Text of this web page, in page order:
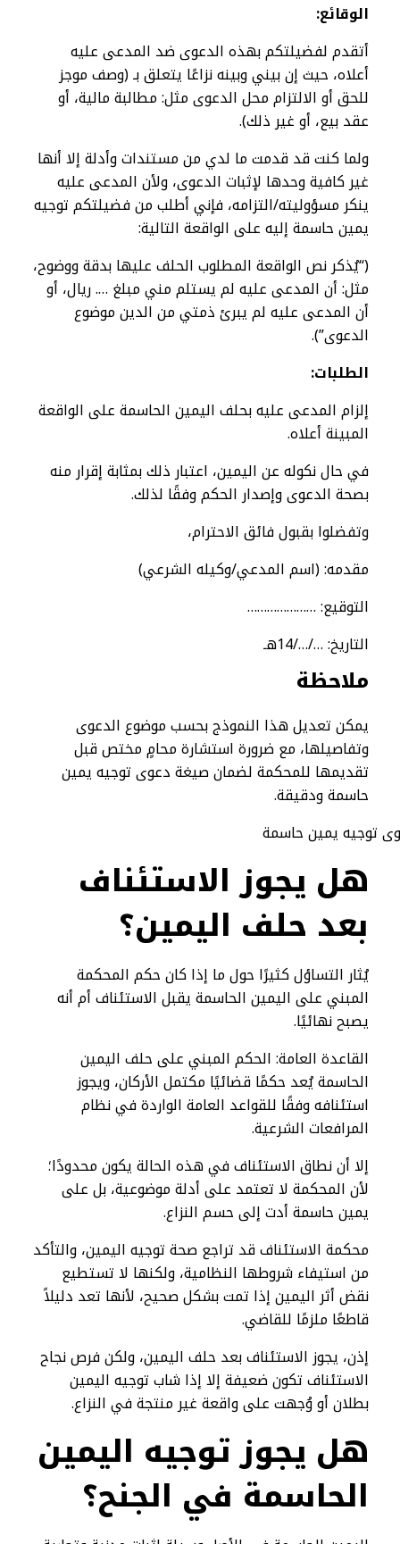
الوقائع:
أتقدم لفضيلتكم بهذه الدعوى ضد المدعى عليه
أعلاه، حيث إن بيني وبينه نزاعًا يتعلق بـ (وصف موجز
للحق أو الالتزام محل الدعوى مثل: مطالبة مالية، أو
عقد بيع، أو غير ذلك).
ولما كنت قد قدمت ما لدي من مستندات وأدلة إلا أنها
غير كافية وحدها لإثبات الدعوى، ولأن المدعى عليه
ينكر مسؤوليته/التزامه، فإني أطلب من فضيلتكم توجيه
يمين حاسمة إليه على الواقعة التالية:
(“يُذكر نص الواقعة المطلوب الحلف عليها بدقة ووضوح،
مثل: أن المدعى عليه لم يستلم مني مبلغ …. ريال، أو
أن المدعى عليه لم يبرئ ذمتي من الدين موضوع
الدعوى”).
الطلبات:
إلزام المدعى عليه بحلف اليمين الحاسمة على الواقعة
المبينة أعلاه.
في حال نكوله عن اليمين، اعتبار ذلك بمثابة إقرار منه
بصحة الدعوى وإصدار الحكم وفقًا لذلك.
وتفضلوا بقبول فائق الاحترام،
مقدمه: (اسم المدعي/وكيله الشرعي)
التوقيع: …………………
التاريخ: …/…/14هـ
ملاحظة
يمكن تعديل هذا النموذج بحسب موضوع الدعوى
وتفاصيلها، مع ضرورة استشارة محامٍ مختص قبل
تقديمها للمحكمة لضمان صيغة دعوى توجيه يمين
حاسمة ودقيقة.
هل يجوز الاستئناف
بعد حلف اليمين؟
يُثار التساؤل كثيرًا حول ما إذا كان حكم المحكمة
المبني على اليمين الحاسمة يقبل الاستئناف أم أنه
يصبح نهائيًا.
القاعدة العامة: الحكم المبني على حلف اليمين
الحاسمة يُعد حكمًا قضائيًا مكتمل الأركان، ويجوز
استئنافه وفقًا للقواعد العامة الواردة في نظام
المرافعات الشرعية.
إلا أن نطاق الاستئناف في هذه الحالة يكون محدودًا؛
لأن المحكمة لا تعتمد على أدلة موضوعية، بل على
يمين حاسمة أدت إلى حسم النزاع.
محكمة الاستئناف قد تراجع صحة توجيه اليمين، والتأكد
من استيفاء شروطها النظامية، ولكنها لا تستطيع
نقض أثر اليمين إذا تمت بشكل صحيح، لأنها تعد دليلاً
قاطعًا ملزمًا للقاضي.
إذن، يجوز الاستئناف بعد حلف اليمين، ولكن فرص نجاح
الاستئناف تكون ضعيفة إلا إذا شاب توجيه اليمين
بطلان أو وُجهت على واقعة غير منتجة في النزاع.
هل يجوز توجيه اليمين
الحاسمة في الجنح؟